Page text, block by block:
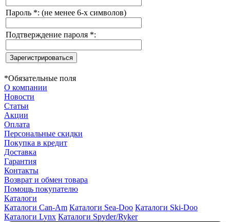
Пароль *: (не менее 6-х символов)
Подтверждение пароля *:
*Обязательные поля
О компании
Новости
Статьи
Акции
Оплата
Персональные скидки
Покупка в кредит
Доставка
Гарантия
Контакты
Возврат и обмен товара
Помощь покупателю
Каталоги
Каталоги Can-Am Каталоги Sea-Doo Каталоги Ski-Doo
Каталоги Lynx Каталоги Spyder/Ryker